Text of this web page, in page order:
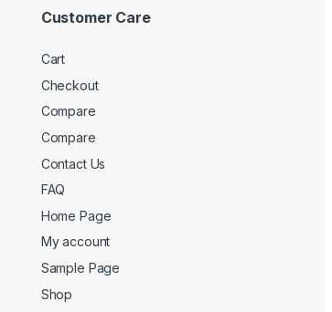
Customer Care
Cart
Checkout
Compare
Compare
Contact Us
FAQ
Home Page
My account
Sample Page
Shop